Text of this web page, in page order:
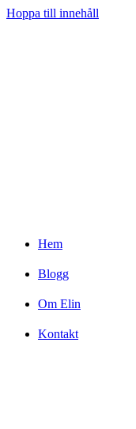
Hoppa till innehåll
Hem
Blogg
Om Elin
Kontakt